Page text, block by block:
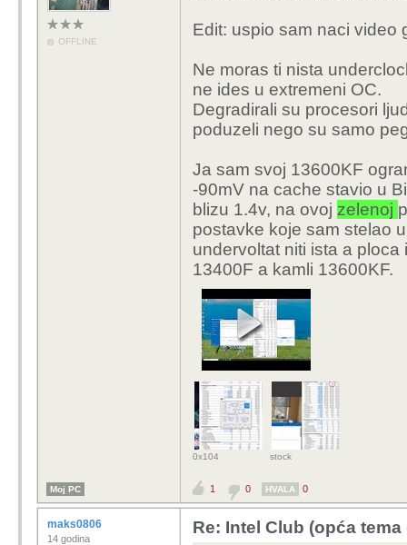
OFFLINE
Edit: uspio sam naci video
Ne moras ti nista
ne ides u extremeni OC.
Degradirali su procesori
poduzeli nego su samo
Ja sam svoj 13600KF
-90mV na cache stavio u
blizu 1.4v, na ovoj zelenoj
postavke koje sam stelao
undervoltat niti ista a
13400F a kamli 13600KF.
0x104 stock
Moj PC 1 0 HVALA 0
maks0806
14 godina
Re: Intel Club (opća